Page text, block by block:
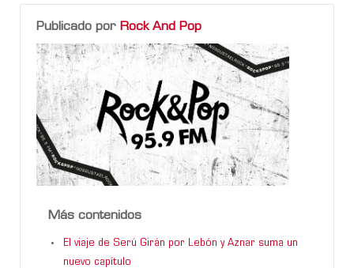
Publicado por Rock And Pop
Más contenidos
El viaje de Serú Girán por Lebón y Aznar suma un
nuevo capítulo